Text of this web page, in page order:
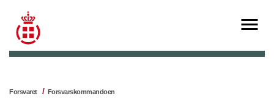
Forsvaret Forsvarskommandoen